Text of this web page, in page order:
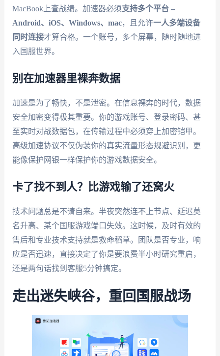
MacBook上查战绩。加速器必须支持多个平台 –
Android、iOS、Windows、mac，且允许一人多端设备
同时连接才算合格。一个账号，多个屏幕，随时随地进
入国服世界。
别在加速器里裸奔数据
加速是为了畅快，不是泄密。在信息裸奔的时代，数据
安全加密变得极其重要。你的游戏账号、登录密码、甚
至实时对战数据包，在传输过程中必须穿上加密铠甲。
高级加速协议不仅伪装你的真实流量形态规避识别，更
能像保护网银一样保护你的游戏数据安全。
卡了找不到人？比游戏输了还窝火
技术问题总是不请自来。半夜突然连不上节点、延迟莫
名升高、某个国服游戏端口失效。这时候，及时有效的
售后和专业技术支持就是救命稻草。团队是否专业，响
应是否迅速，直接决定了你是要浪费半小时研究重启，
还是两句话找到客服5分钟搞定。
走出迷失峡谷，重回国服战场